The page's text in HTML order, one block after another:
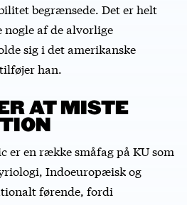
begrænsede. Det er helt
af de alvorlige
sig i det amerikanske
han.
AT MISTE
er en række småfag på KU som
Indoeuropæisk og
førende, fordi